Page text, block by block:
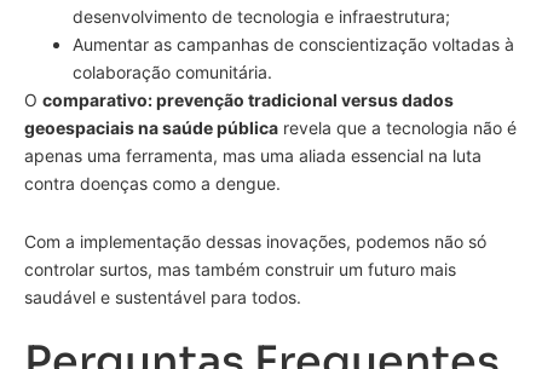
desenvolvimento de tecnologia e infraestrutura;
Aumentar as campanhas de conscientização voltadas à
colaboração comunitária.
O comparativo: prevenção tradicional versus dados
geoespaciais na saúde pública revela que a tecnologia não é
apenas uma ferramenta, mas uma aliada essencial na luta
contra doenças como a dengue.
Com a implementação dessas inovações, podemos não só
controlar surtos, mas também construir um futuro mais
saudável e sustentável para todos.